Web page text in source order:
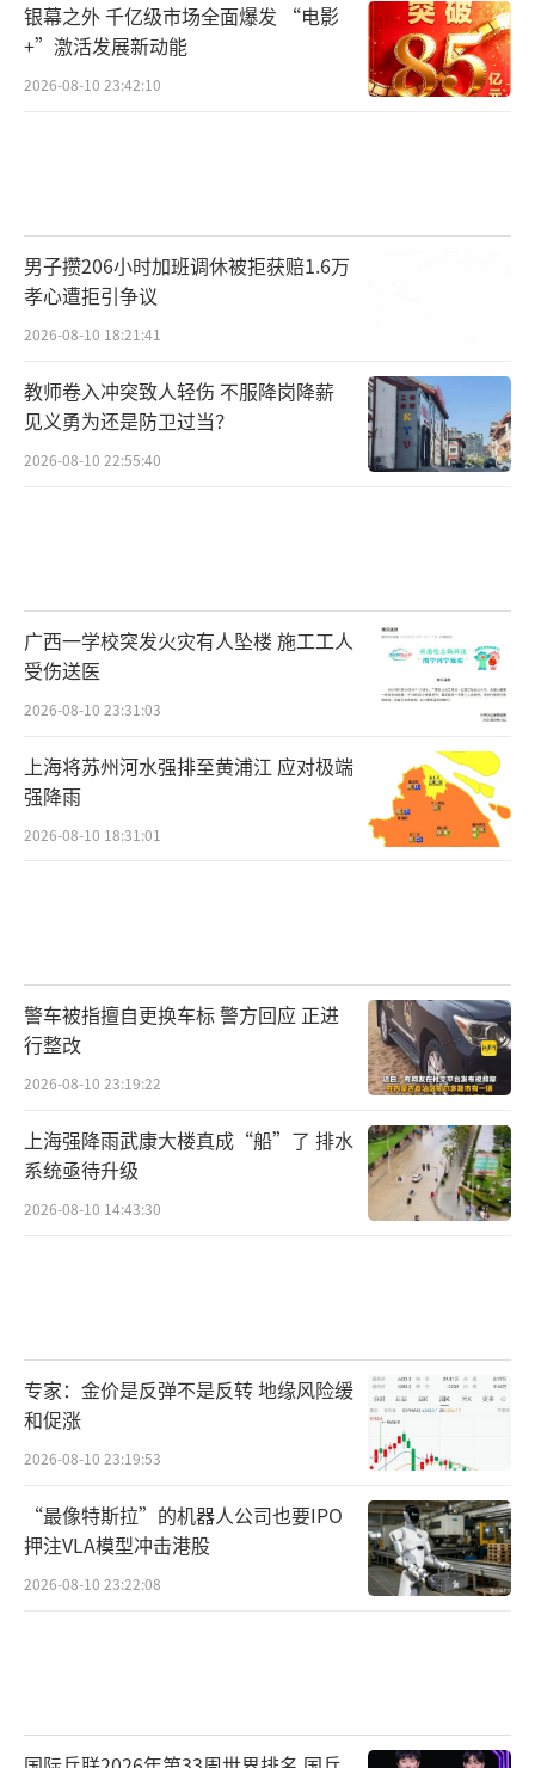
银幕之外 千亿级市场全面爆发 “电影
+”激活发展新动能
2026-08-10 23:42:10
男子攒206小时加班调休被拒获赔1.6万
孝心遭拒引争议
2026-08-10 18:21:41
教师卷入冲突致人轻伤 不服降岗降薪
见义勇为还是防卫过当？
2026-08-10 22:55:40
广西一学校突发火灾有人坠楼 施工工人
受伤送医
2026-08-10 23:31:03
上海将苏州河水强排至黄浦江 应对极端
强降雨
2026-08-10 18:31:01
警车被指擅自更换车标 警方回应 正进
行整改
2026-08-10 23:19:22
上海强降雨武康大楼真成“船”了 排水
系统亟待升级
2026-08-10 14:43:30
专家：金价是反弹不是反转 地缘风险缓
和促涨
2026-08-10 23:19:53
“最像特斯拉”的机器人公司也要IPO
押注VLA模型冲击港股
2026-08-10 23:22:08